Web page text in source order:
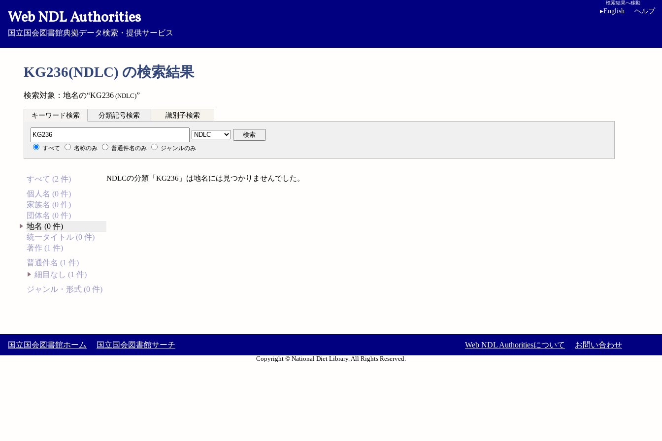
Web NDL Authorities
国立国会図書館典拠データ検索・提供サービス
検索結果へ移動
▸English ヘルプ
KG236(NDLC) の検索結果
検索対象：地名の“KG236 (NDLC)”
キーワード検索 分類記号検索 識別子検索
分類記号検索 検索
すべて 名称のみ 普通件名のみ ジャンルのみ
すべて (2 件)
個人名 (0 件)
家族名 (0 件)
団体名 (0 件)
地名 (0 件)
統一タイトル (0 件)
著作 (1 件)
普通件名 (1 件)
細目なし (1 件)
ジャンル・形式 (0 件)
NDLCの分類「KG236」は地名には見つかりませんでした。
国立国会図書館ホーム 国立国会図書館サーチ Web NDL Authoritiesについて お問い合わせ
Copyright © National Diet Library. All Rights Reserved.